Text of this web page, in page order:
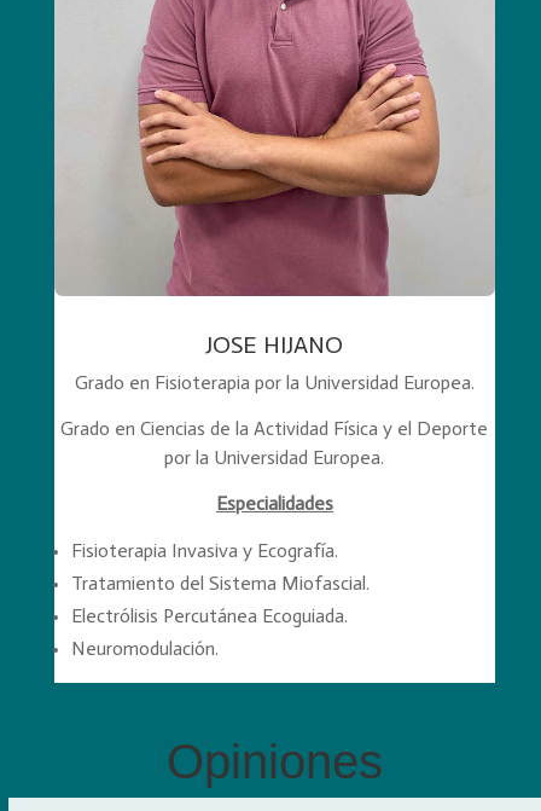
JOSE HIJANO
Grado en Fisioterapia por la Universidad Europea.
Grado en Ciencias de la Actividad Física y el Deporte
por la Universidad Europea.
Especialidades
Fisioterapia Invasiva y Ecografía.
Tratamiento del Sistema Miofascial.
Electrólisis Percutánea Ecoguiada.
Neuromodulación.
Opiniones